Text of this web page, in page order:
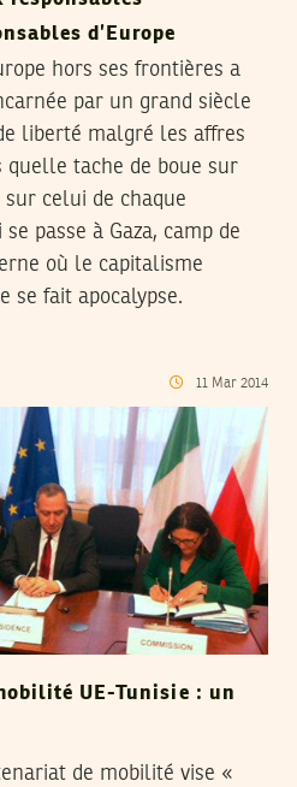
d’Europe
hors ses frontières a
par un grand siècle
liberté malgré les affres
quelle tache de boue sur
celui de chaque
passe à Gaza, camp de
où le capitalisme
se fait apocalypse.
11 Mar 2014
UE-Tunisie : un
de mobilité vise «